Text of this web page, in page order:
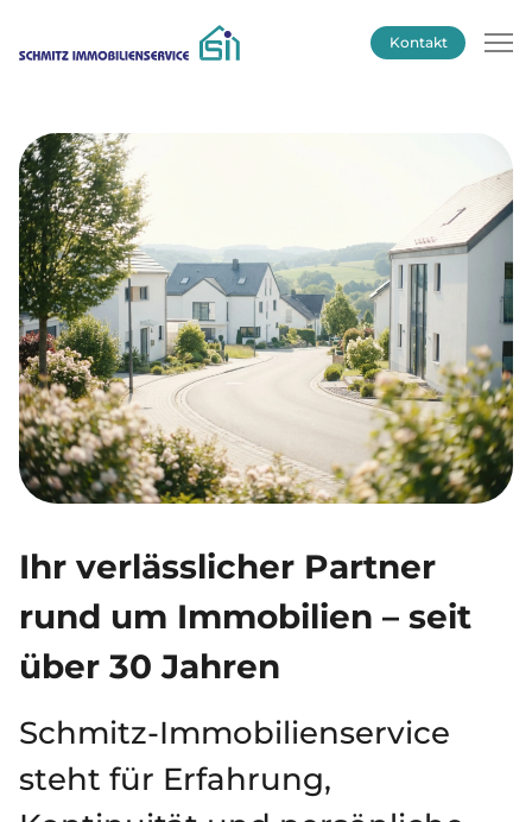
Kontakt
Ihr verlässlicher Partner
rund um Immobilien – seit
über 30 Jahren
Schmitz-Immobilienservice
steht für Erfahrung,